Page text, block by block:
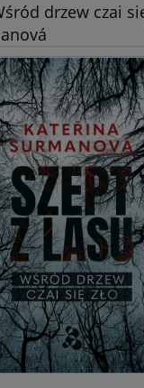
drzew czai